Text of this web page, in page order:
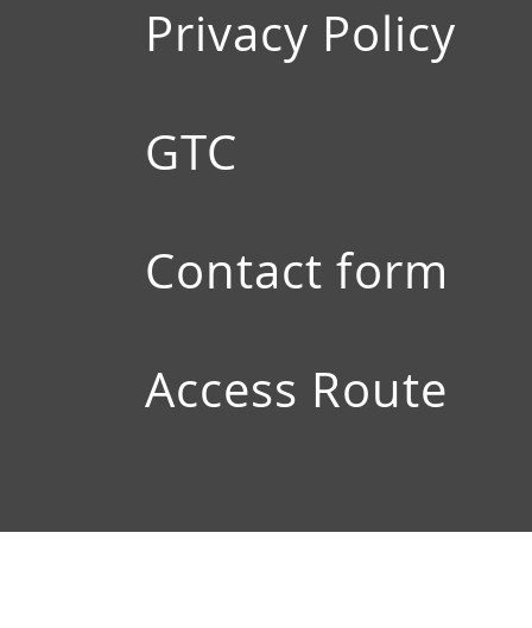
Privacy Policy
GTC
Contact form
Access Route